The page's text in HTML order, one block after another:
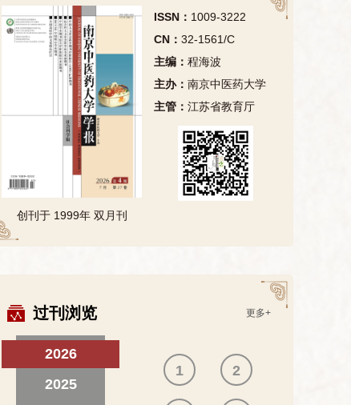
创刊于 1999年 双月刊
ISSN： 1009-3222
CN： 32-1561/C
主编： 程海波
主办： 南京中医药大学
主管： 江苏省教育厅
过刊浏览 更多+
2026
2025
1 2